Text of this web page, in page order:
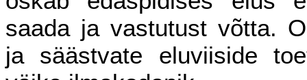
saada ja vastutust võtta.
ja säästvate eluviiside